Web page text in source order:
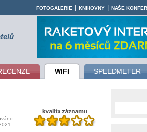
WIFI SPEEDMETER
FOTOGALERIE KNIHOVNY NAŠE